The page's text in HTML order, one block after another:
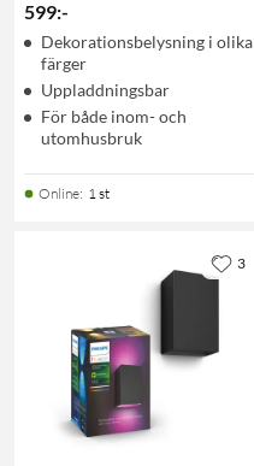
599:-
Dekorationsbelysning i olika
färger
Uppladdningsbar
För både inom- och
utomhusbruk
Online: 1 st
3